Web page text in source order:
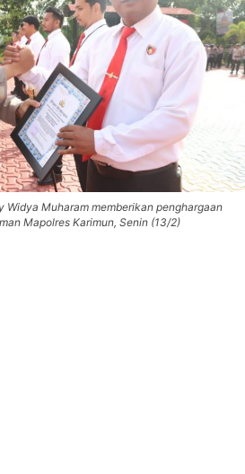
Widya Muharam memberikan penghargaan
Mapolres Karimun, Senin (13/2)